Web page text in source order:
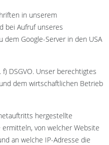
in unserem
bei Aufruf unseres
Google-Server in den USA
DSGVO. Unser berechtigtes
dem wirtschaftlichen Betrieb
hergestellte
ermitteln, von welcher Website
an welche IP-Adresse die